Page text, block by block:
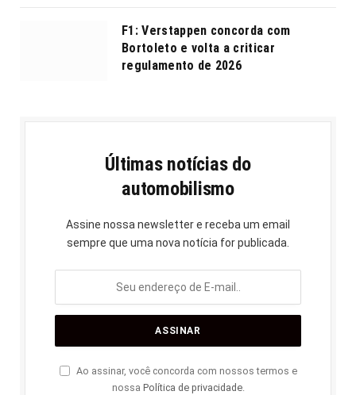
F1: Verstappen concorda com
Bortoleto e volta a criticar
regulamento de 2026
Últimas notícias do
automobilismo
Assine nossa newsletter e receba um email
sempre que uma nova notícia for publicada.
Ao assinar, você concorda com nossos termos e
nossa Política de privacidade.